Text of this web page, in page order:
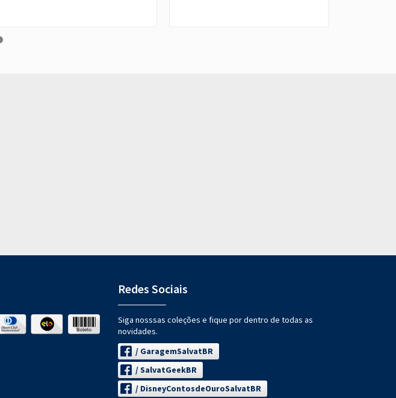
Redes Sociais
Siga nosssas coleções e fique por dentro de todas as
novidades.
/ GaragemSalvatBR
/ SalvatGeekBR
/ DisneyContosdeOuroSalvatBR